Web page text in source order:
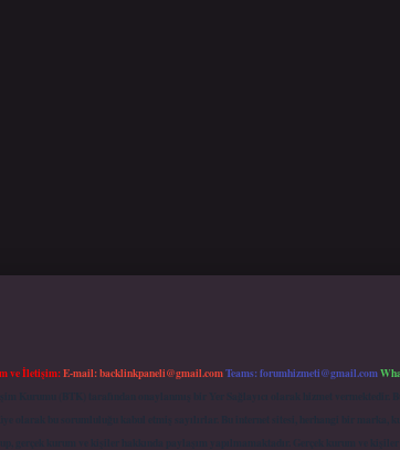
ve İletişim:E-mail:backlinkpaneli@gmail.comTeams:forumhizmeti@gmail.com
Kurumu (BTK) tarafından onaylanmış bir Yer Sağlayıcı olarak hizmet